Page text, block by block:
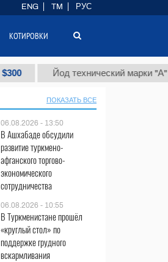
Йод технический марки "А" (т.)
ПОКАЗАТЬ ВСЕ
06.08.2026 - 13:50
В Ашхабаде обсудили
развитие туркмено-
афганского торгово-
экономического
сотрудничества
06.08.2026 - 10:55
В Туркменистане прошёл
«круглый стол» по
поддержке грудного
вскармливания
ENG TM РУС
КОТИРОВКИ